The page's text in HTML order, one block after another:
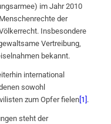
im Jahr 2010
der
Insbesondere
Vertreibung,
bekannt.
international
sowohl
zum Opfer fielen[1] .
steht der